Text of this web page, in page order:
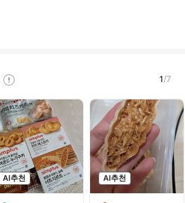
1/7
AI추천 AI추천